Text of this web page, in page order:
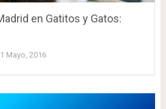
en Gatitos y Gatos:
Mayo, 2016